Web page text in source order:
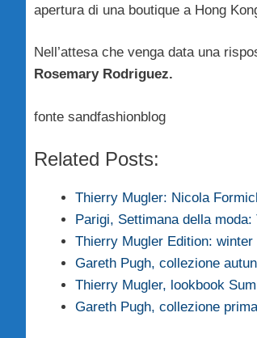
apertura di una boutique a Hong
Nell’attesa che venga data una
Rosemary Rodriguez.
fonte sandfashionblog
Related Posts:
Thierry Mugler: Nicola
Parigi, Settimana della
Thierry Mugler Edition:
Gareth Pugh, collezione
Thierry Mugler, lookbook
Gareth Pugh, collezione